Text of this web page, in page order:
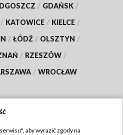
/ GDAŃSK /
/ KATOWICE / KIELCE /
/ ŁÓDŹ / OLSZTYN /
/ RZESZÓW /
/ WROCŁAW
aby wyrazić zgody na